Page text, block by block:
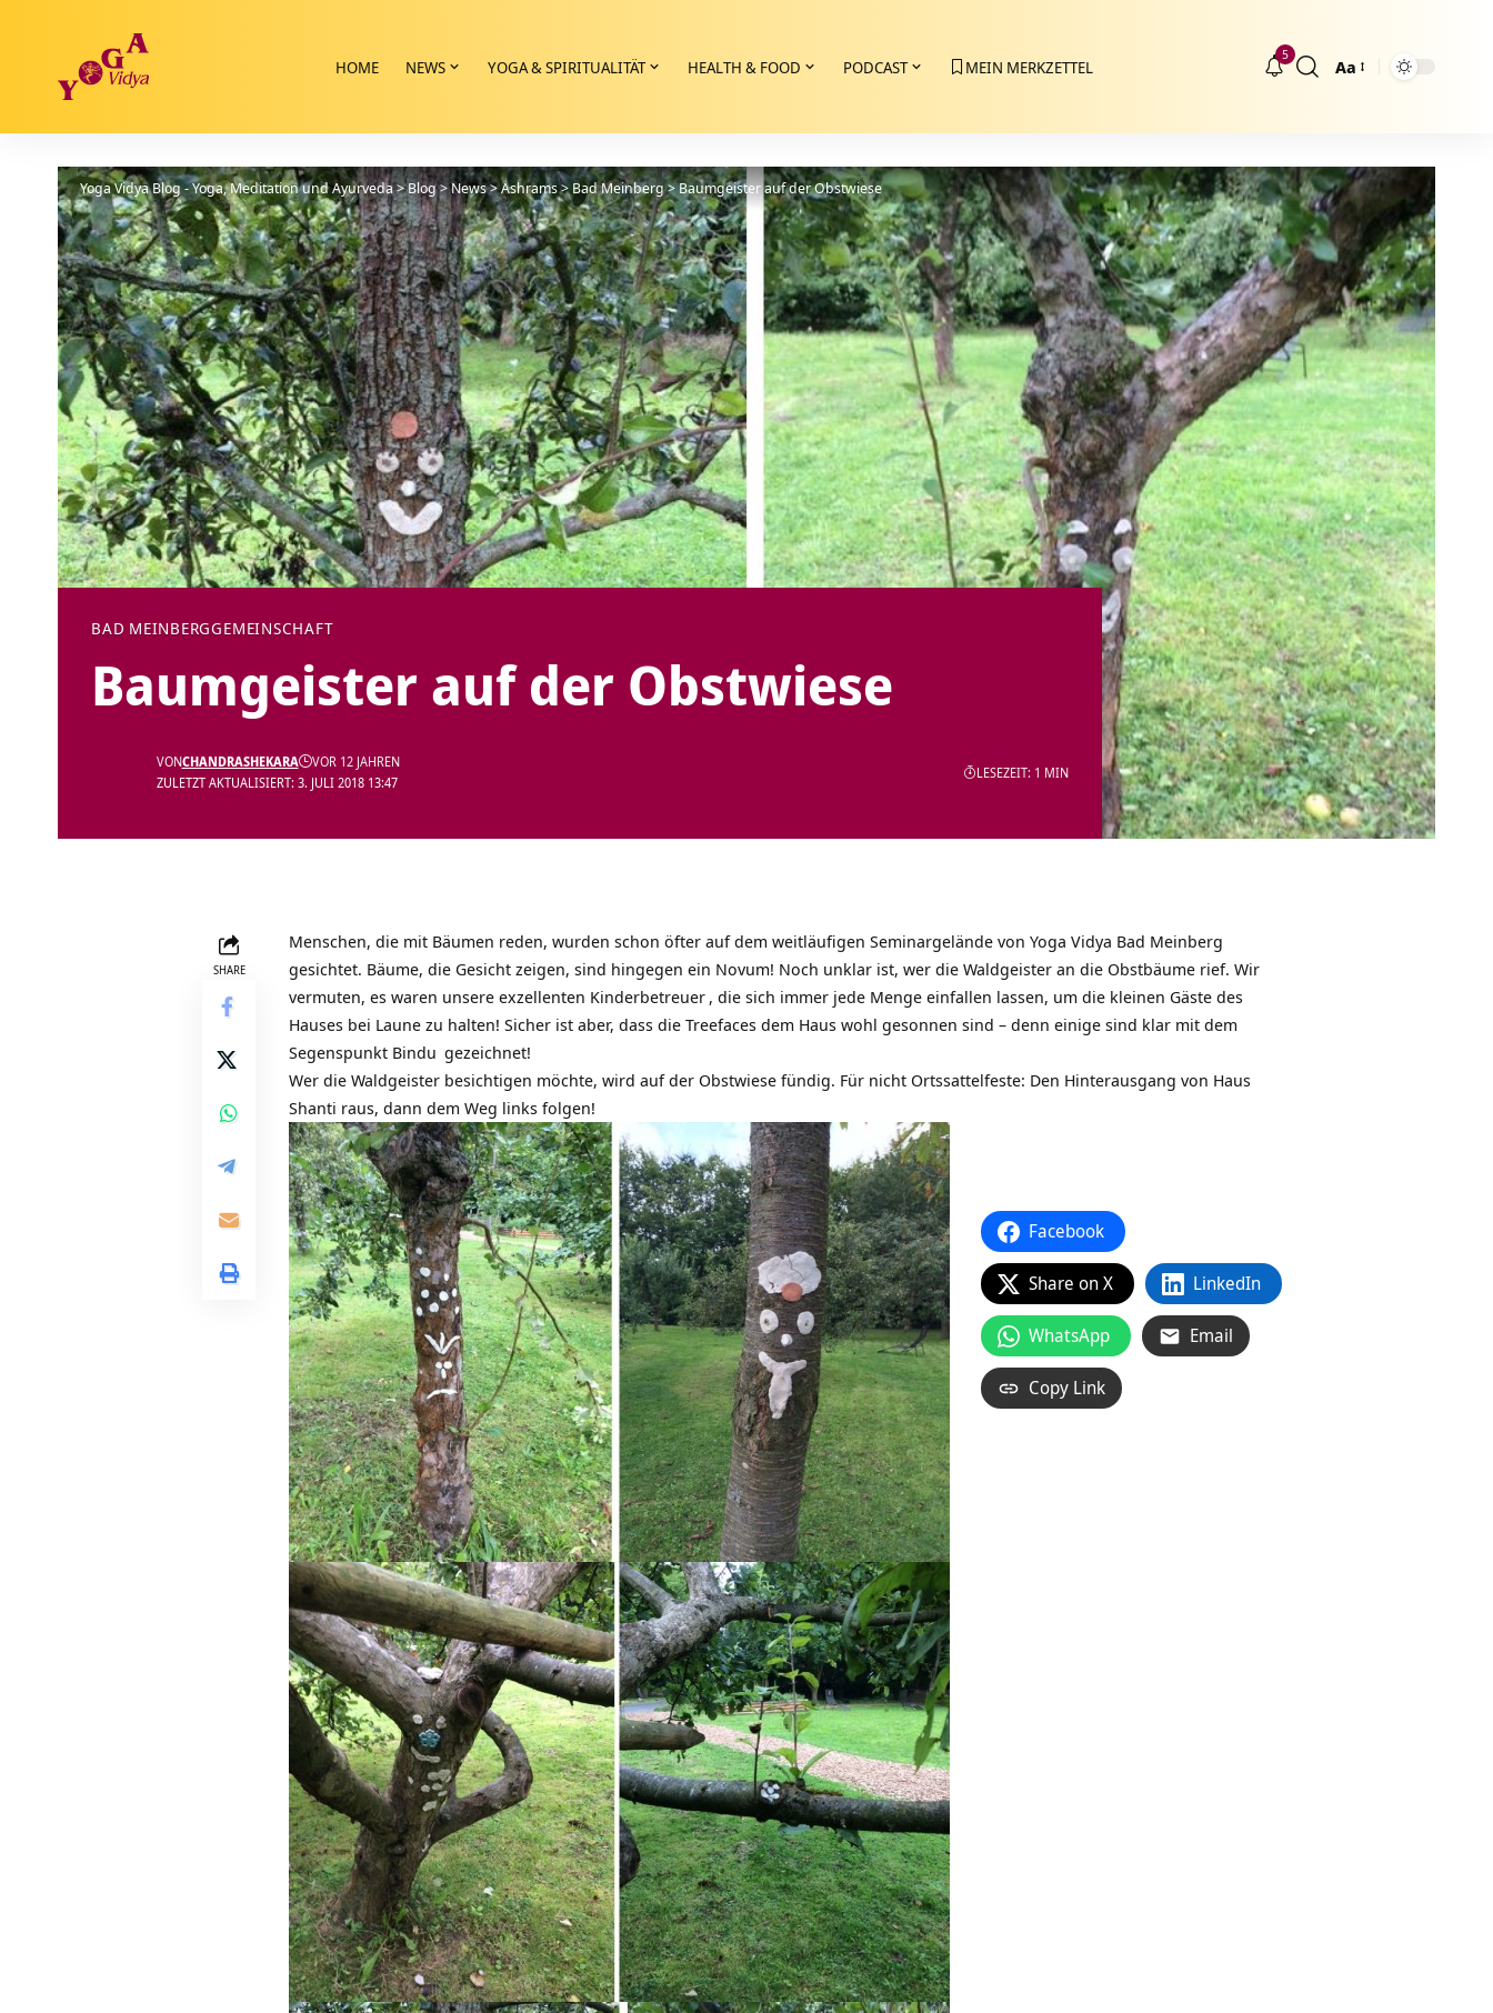
HOME NEWS YOGA & SPIRITUALITÄT HEALTH & FOOD PODCAST MEIN MERKZETTEL
5
Größenänderung
Aa
Yoga Vidya Blog - Yoga, Meditation und Ayurveda>Blog>News>Ashrams>Bad Meinberg>Baumgeister auf der Obstwiese
BAD MEINBERGGEMEINSCHAFT
Baumgeister auf der Obstwiese
ZULETZT AKTUALISIERT: 3. JULI 2018 13:47
VONCHANDRASHEKARA VOR 12 JAHREN
LESEZEIT: 1 MIN
SHARE
Menschen, die mit Bäumen reden, wurden schon öfter auf dem weitläufigen Seminargelände von Yoga Vidya Bad Meinberg
gesichtet. Bäume, die Gesicht zeigen, sind hingegen ein Novum! Noch unklar ist, wer die Waldgeister an die Obstbäume rief. Wir
vermuten, es waren unsere exzellenten Kinderbetreuer , die sich immer jede Menge einfallen lassen, um die kleinen Gäste des
Hauses bei Laune zu halten! Sicher ist aber, dass die Treefaces dem Haus wohl gesonnen sind – denn einige sind klar mit dem
Segenspunkt Bindu gezeichnet!
Wer die Waldgeister besichtigen möchte, wird auf der Obstwiese fündig. Für nicht Ortssattelfeste: Den Hinterausgang von Haus
Shanti raus, dann dem Weg links folgen!
Facebook
Share on X LinkedIn
WhatsApp Email
Copy Link